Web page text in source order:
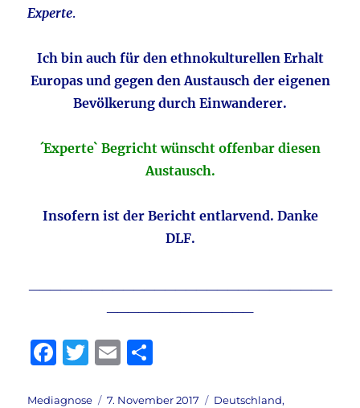
Experte.
Ich bin auch für den ethnokulturellen Erhalt
Europas und gegen den Austausch der eigenen
Bevölkerung durch Einwanderer.
´Experte` Begricht wünscht offenbar diesen
Austausch.
Insofern ist der Bericht entlarvend. Danke
DLF.
F
T
E
Autor
Mediagnose
Veröffentlicht
7. November 2017 Kategorien
Deutschland,